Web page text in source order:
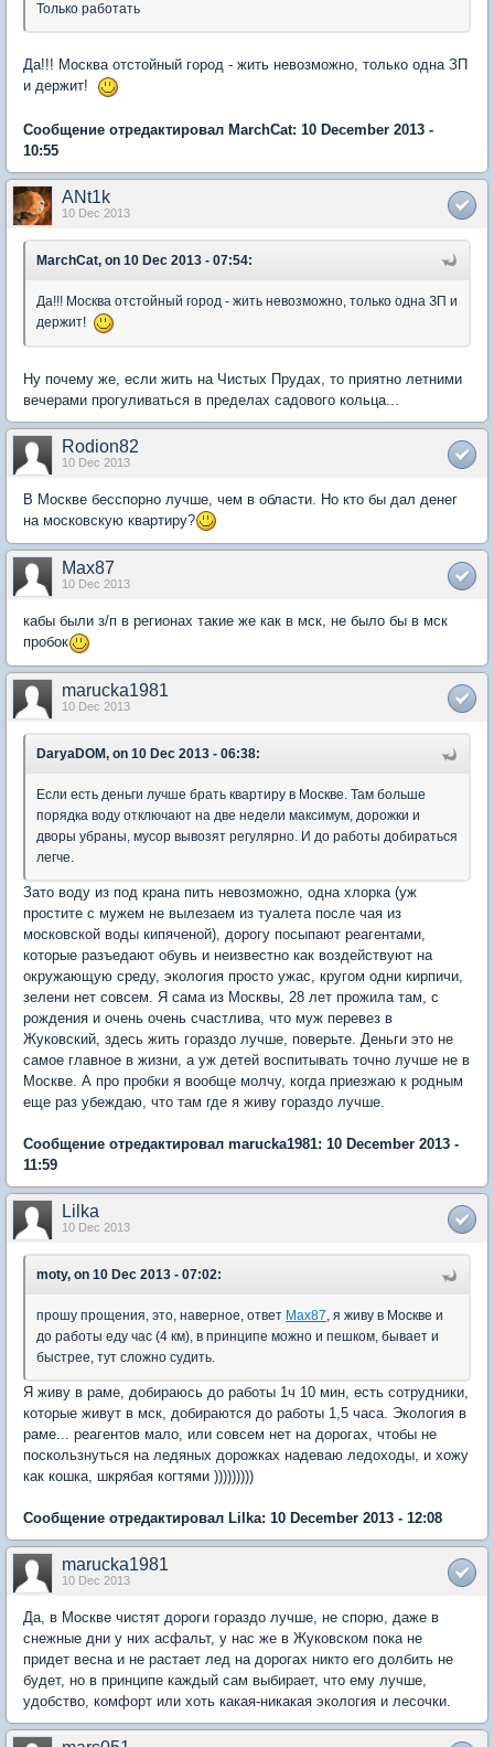
Только работать
Да!!! Москва отстойный город - жить невозможно, только одна ЗП
и держит!
Сообщение отредактировал MarchCat: 10 December 2013 -
10:55
ANt1k
10 Dec 2013
MarchCat, on 10 Dec 2013 - 07:54:
Да!!! Москва отстойный город - жить невозможно, только одна ЗП и
держит!
Ну почему же, если жить на Чистых Прудах, то приятно летними
вечерами прогуливаться в пределах садового кольца...
Rodion82
10 Dec 2013
В Москве бесспорно лучше, чем в области. Но кто бы дал денег
на московскую квартиру?
Max87
10 Dec 2013
кабы были з/п в регионах такие же как в мск, не было бы в мск
пробок
marucka1981
10 Dec 2013
DaryaDOM, on 10 Dec 2013 - 06:38:
Если есть деньги лучше брать квартиру в Москве. Там больше
порядка воду отключают на две недели максимум, дорожки и
дворы убраны, мусор вывозят регулярно. И до работы добираться
легче.
Зато воду из под крана пить невозможно, одна хлорка (уж
простите с мужем не вылезаем из туалета после чая из
московской воды кипяченой), дорогу посыпают реагентами,
которые разъедают обувь и неизвестно как воздействуют на
окружающую среду, экология просто ужас, кругом одни кирпичи,
зелени нет совсем. Я сама из Москвы, 28 лет прожила там, с
рождения и очень очень счастлива, что муж перевез в
Жуковский, здесь жить гораздо лучше, поверьте. Деньги это не
самое главное в жизни, а уж детей воспитывать точно лучше не в
Москве. А про пробки я вообще молчу, когда приезжаю к родным
еще раз убеждаю, что там где я живу гораздо лучше.
Сообщение отредактировал marucka1981: 10 December 2013 -
11:59
Lilka
10 Dec 2013
moty, on 10 Dec 2013 - 07:02:
прошу прощения, это, наверное, ответ Max87 , я живу в Москве и
до работы еду час (4 км), в принципе можно и пешком, бывает и
быстрее, тут сложно судить.
Я живу в раме, добираюсь до работы 1ч 10 мин, есть сотрудники,
которые живут в мск, добираются до работы 1,5 часа. Экология в
раме... реагентов мало, или совсем нет на дорогах, чтобы не
поскользнуться на ледяных дорожках надеваю ледоходы, и хожу
как кошка, шкрябая когтями )))))))))
Сообщение отредактировал Lilka: 10 December 2013 - 12:08
marucka1981
10 Dec 2013
Да, в Москве чистят дороги гораздо лучше, не спорю, даже в
снежные дни у них асфальт, у нас же в Жуковском пока не
придет весна и не растает лед на дорогах никто его долбить не
будет, но в принципе каждый сам выбирает, что ему лучше,
удобство, комфорт или хоть какая-никакая экология и лесочки.